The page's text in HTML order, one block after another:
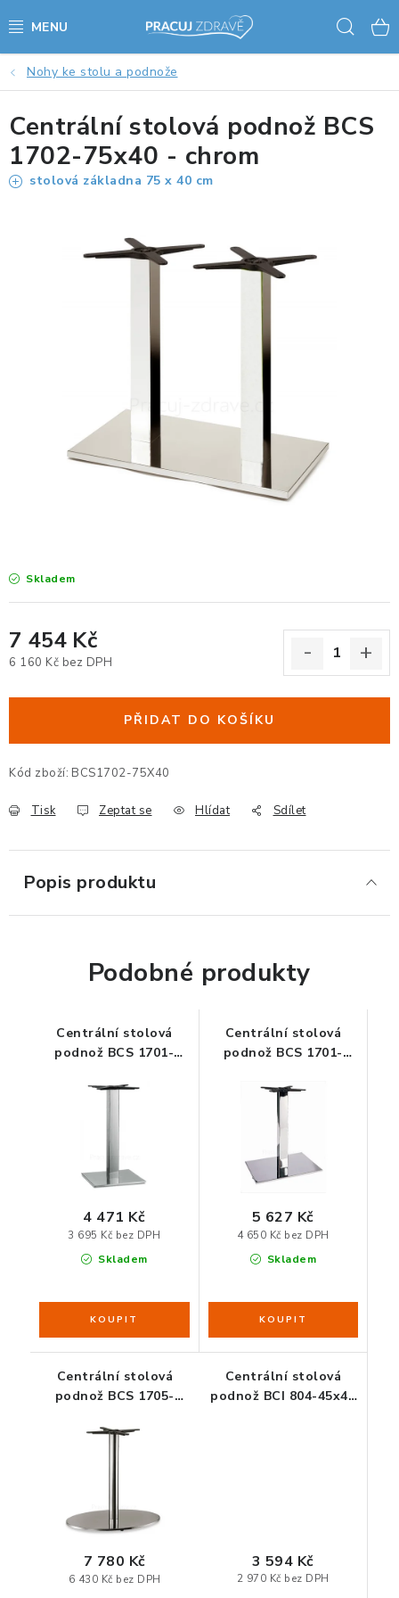
na
AKCE - SLEVY - VÝPRODEJ
STOLY A ŽIDLE
VÝŠKOVĚ NASTAVITELNÉ STOLY
NOHY KE STOLU A PODNOŽE
KANCELÁŘSKÉ KONTEJNERY
OBLÍBENÉ KATEGORIE
ZDRAVOTNICKÉ POMŮCKY
PODSTAVCE POD MONITOR
PREZENTAČNÍ SYSTÉMY
DRŽÁKY NA TABLET - MOBIL
ERGONOMICKÉ PRODUKTY
PODLOŽKY POD NOHY
PODLOŽKY POD MYŠ A ZÁPĚSTÍ
VÝSUVY A DRŽÁKY NA KLÁVESNICI
DRŽÁKY LCD MONITORŮ A TV
DRŽÁKY A ZÁVĚSY PC
STOJANY POD NOTEBOOK
ORGANIZACE KABELŮ
LED STOLNÍ LAMPY
KANCELÁŘSKÉ POTŘEBY
NÁDOBY NA ODPAD
SCHRÁNKY NA KLÍČE A LÉKY
DESIGN A STYL V KANCELÁŘI
Nohy ke stolu a podnože
Skladem
7 454 Kč
6 160 Kč bez DPH
PŘIDAT DO KOŠÍKU
Kód zboží: BCS1702-75X40
Tisk Zeptat se Hlídat Sdílet
Centrální stolová podnož BCS
1702-75x40 - chrom
stolová základna 75 x 40 cm
Popis produktu
Podobné produkty
Centrální stolová
podnož BCS 1701-
Skladem
3 695 Kč bez DPH
4 471 Kč
Centrální stolová
podnož BCS 1701-
Skladem
4 650 Kč bez DPH
5 627 Kč
Centrální stolová
podnož BCS 1705-
6 430 Kč bez DPH
7 780 Kč
Centrální stolová
podnož BCI 804-45x45
2 970 Kč bez DPH
3 594 Kč